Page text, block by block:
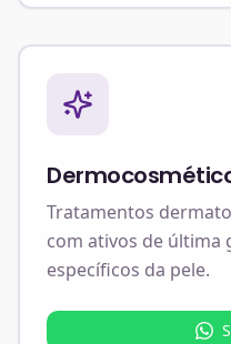
Tratamentos
com ativos de última
específicos da pele.